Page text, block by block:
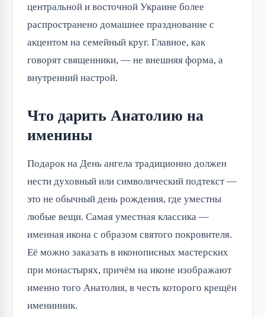
центральной и восточной Украине более
распространено домашнее празднование с
акцентом на семейный круг. Главное, как
говорят священники, — не внешняя форма, а
внутренний настрой.
Что дарить Анатолию на
именины
Подарок на День ангела традиционно должен
нести духовный или символический подтекст —
это не обычный день рождения, где уместны
любые вещи. Самая уместная классика —
именная икона с образом святого покровителя.
Её можно заказать в иконописных мастерских
при монастырях, причём на иконе изображают
именно того Анатолия, в честь которого крещён
именинник.